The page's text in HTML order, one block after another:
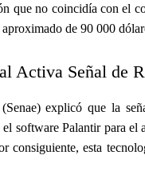
que no coincidía con el
de 90 000
Activa Señal de
explicó que la
software Palantir para el
consiguiente, esta